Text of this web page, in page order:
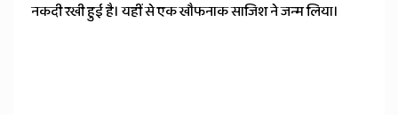
नकदी रखी हुई है। यहीं से एक खौफनाक साजिश ने जन्म लिया।